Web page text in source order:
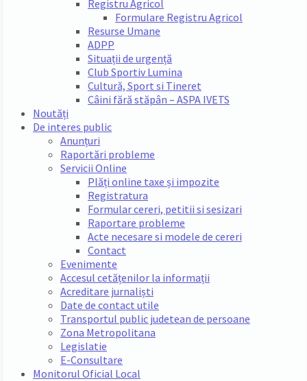
Registru Agricol
Formulare Registru Agricol
Resurse Umane
ADPP
Situații de urgență
Club Sportiv Lumina
Cultură, Sport si Tineret
Câini fără stăpân – ASPA IVETS
Noutăți
De interes public
Anunțuri
Raportări probleme
Servicii Online
Plăți online taxe și impozite
Registratura
Formular cereri, petitii si sesizari
Raportare probleme
Acte necesare si modele de cereri
Contact
Evenimente
Accesul cetățenilor la informații
Acreditare jurnaliști
Date de contact utile
Transportul public judetean de persoane
Zona Metropolitana
Legislatie
E-Consultare
Monitorul Oficial Local